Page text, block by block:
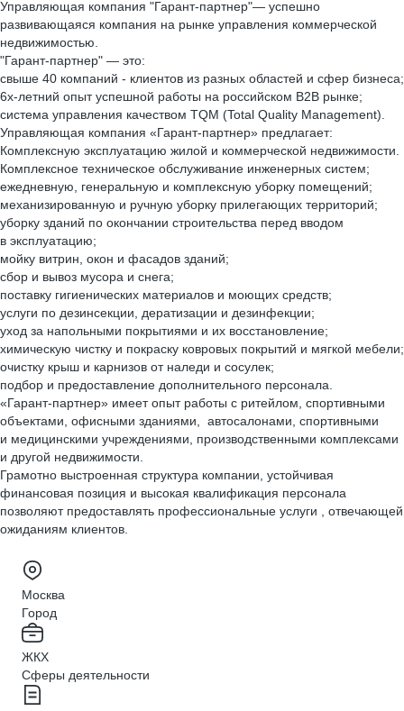
Управляющая компания "Гарант-партнер"— успешно
развивающаяся компания на рынке управления коммерческой
недвижимостью.
"Гарант-партнер" — это:
свыше 40 компаний - клиентов из разных областей и сфер бизнеса;
6х-летний опыт успешной работы на российском B2B рынке;
система управления качеством TQM (Total Quality Management).
Управляющая компания «Гарант-партнер» предлагает:
Комплексную эксплуатацию жилой и коммерческой недвижимости.
Комплексное техническое обслуживание инженерных систем;
ежедневную, генеральную и комплексную уборку помещений;
механизированную и ручную уборку прилегающих территорий;
уборку зданий по окончании строительства перед вводом
в эксплуатацию;
мойку витрин, окон и фасадов зданий;
сбор и вывоз мусора и снега;
поставку гигиенических материалов и моющих средств;
услуги по дезинсекции, дератизации и дезинфекции;
уход за напольными покрытиями и их восстановление;
химическую чистку и покраску ковровых покрытий и мягкой мебели;
очистку крыш и карнизов от наледи и сосулек;
подбор и предоставление дополнительного персонала.
«Гарант-партнер» имеет опыт работы с ритейлом, спортивными
объектами, офисными зданиями, автосалонами, спортивными
и медицинскими учреждениями, производственными комплексами
и другой недвижимости.
Грамотно выстроенная структура компании, устойчивая
финансовая позиция и высокая квалификация персонала
позволяют предоставлять профессиональные услуги , отвечающей
ожиданиям клиентов.
Москва
Город
ЖКХ
Сферы деятельности